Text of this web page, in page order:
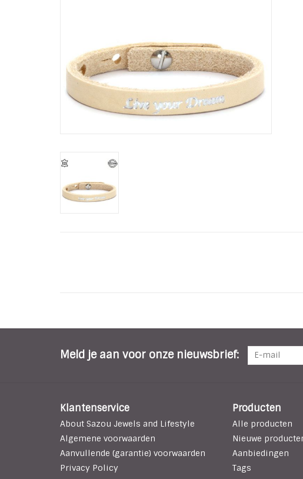
Meld je aan voor onze nieuwsbrief:
Klantenservice
About Sazou Jewels and Lifestyle
Algemene voorwaarden
Aanvullende (garantie) voorwaarden
Privacy Policy
Producten
Alle producten
Nieuwe
Aanbiedingen
Tags